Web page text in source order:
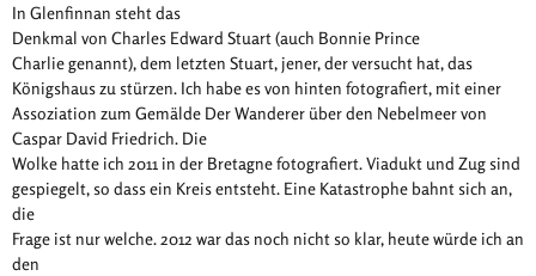
In Glenfinnan steht das
Denkmal von Charles Edward Stuart (auch Bonnie Prince
Charliegenannt), dem letzten Stuart, jener, der versucht hat, das
Königshaus zu stürzen. Ich habe es von hinten fotografiert, mit einer
Assoziation zum Gemälde Der Wanderer über den Nebelmeervon
Caspar David Friedrich. Die
Wolke hatte ich 2011 in der Bretagne fotografiert. Viadukt und Zug sind
gespiegelt, so dass ein Kreis entsteht. Eine Katastrophe bahnt sich an,
die
Frage ist nur welche. 2012 war das noch nicht so klar, heute würde ich an
den